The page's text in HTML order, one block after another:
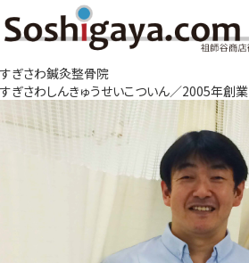
祖師谷商店街
すぎさわ鍼灸整骨院
すぎさわしんきゅうせいこついん／2005年創業